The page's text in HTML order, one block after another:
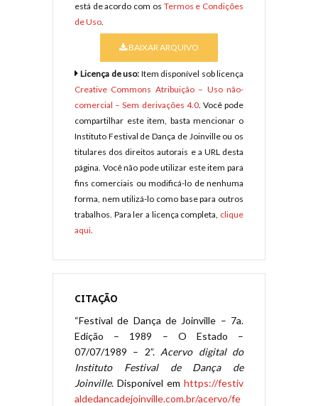
está de acordo com os Termos e Condições
de Uso.
BAIXAR ARQUIVO
Licença de uso: Item disponível sob licença
Creative Commons Atribuição – Uso não-
comercial – Sem derivações 4.0. Você pode
compartilhar este item, basta mencionar o
Instituto Festival de Dança de Joinville ou os
titulares dos direitos autorais e a URL desta
página. Você não pode utilizar este item para
fins comerciais ou modificá-lo de nenhuma
forma, nem utilizá-lo como base para outros
trabalhos. Para ler a licença completa, clique
aqui.
CITAÇÃO
“Festival de Dança de Joinville – 7a.
Edição – 1989 – O Estado –
07/07/1989 – 2”. Acervo digital do
Instituto Festival de Dança de
Joinville. Disponível em https://festiv
aldedancadejoinville.com.br/acervo/fe